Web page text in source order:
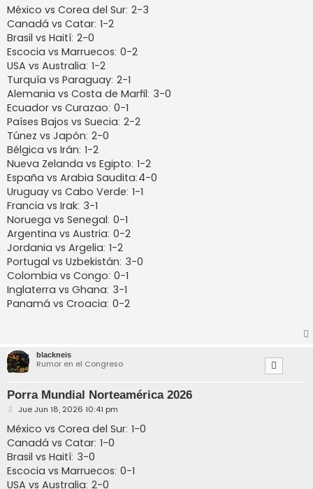
j
e
México vs Corea del Sur: 2-3
Canadá vs Catar: 1-2
Brasil vs Haití: 2-0
Escocia vs Marruecos: 0-2
USA vs Australia: 1-2
Turquía vs Paraguay: 2-1
Alemania vs Costa de Marfil: 3-0
Ecuador vs Curazao: 0-1
Países Bajos vs Suecia: 2-2
Túnez vs Japón: 2-0
Bélgica vs Irán: 1-2
Nueva Zelanda vs Egipto: 1-2
España vs Arabia Saudita:4-0
Uruguay vs Cabo Verde: 1-1
Francia vs Irak: 3-1
Noruega vs Senegal: 0-1
Argentina vs Austria: 0-2
Jordania vs Argelia: 1-2
Portugal vs Uzbekistán: 3-0
Colombia vs Congo: 0-1
Inglaterra vs Ghana: 3-1
Panamá vs Croacia: 0-2
blackneis
Rumor en el Congreso
Porra Mundial Norteamérica 2026
M
n
s
a
j
e
Jue Jun 18, 2026 10:41 pm
México vs Corea del Sur: 1-0
Canadá vs Catar: 1-0
Brasil vs Haití: 3-0
Escocia vs Marruecos: 0-1
USA vs Australia: 2-0